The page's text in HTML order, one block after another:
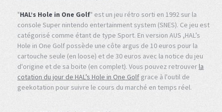
"HAL’s Hole in One Golf" est un jeu rétro sorti en 1992 sur la
console Super nintendo entertainment system (SNES). Ce jeu est
catégorisé comme étant de type Sport. En version AUS ,HAL’s
Hole in One Golf possède une côte argus de 10 euros pour la
cartouche seule (en loose) et de 30 euros avec la notice du jeu
d'origine et de sa boite (en complet). Vous pouvez retrouverla
cotation du jour de HAL’s Hole in One Golf grace à l'outil de
geekotation pour suivre le cours du marché en temps réel.